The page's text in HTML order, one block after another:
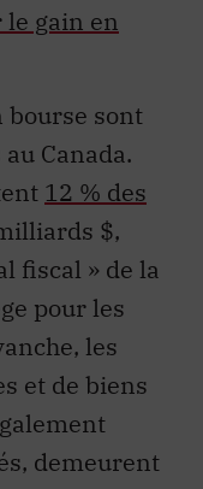
le gain en
bourse sont
Canada.
12 % des
$,
fiscal » de la
pour les
les
et de biens
demeurent